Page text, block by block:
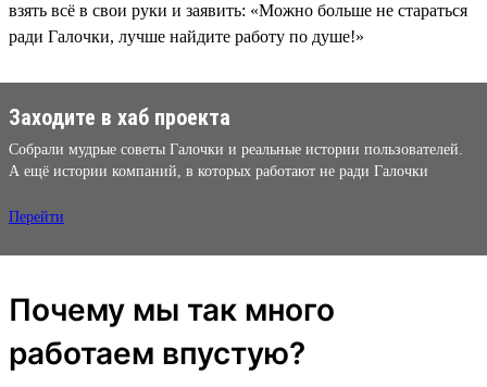
взять всё в свои руки и заявить: «Можно больше не стараться
ради Галочки, лучше найдите работу по душе!»
Заходите в хаб проекта
Собрали мудрые советы Галочки и реальные истории пользователей.
А ещё истории компаний, в которых работают не ради Галочки
Перейти
Почему мы так много
работаем впустую?